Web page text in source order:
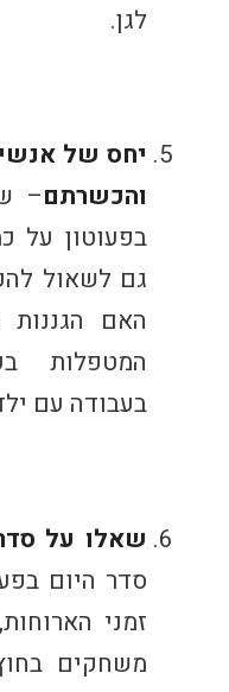
לגן.
יחס של
והכשרתם–
בפעוטון על
גם לשאול
האם הגננות
המטפלות
בעבודה עם
שאלו על
סדר היום
זמני
משחקים